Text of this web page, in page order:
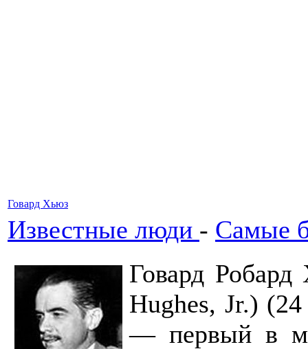
Говард Хьюз
Известные люди - Самые
Говард
Hughes, Jr.)
— первый в